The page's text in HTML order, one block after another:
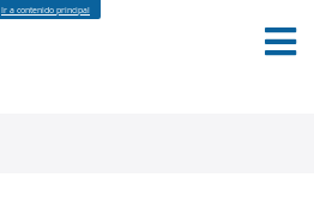
Ir a contenido principal